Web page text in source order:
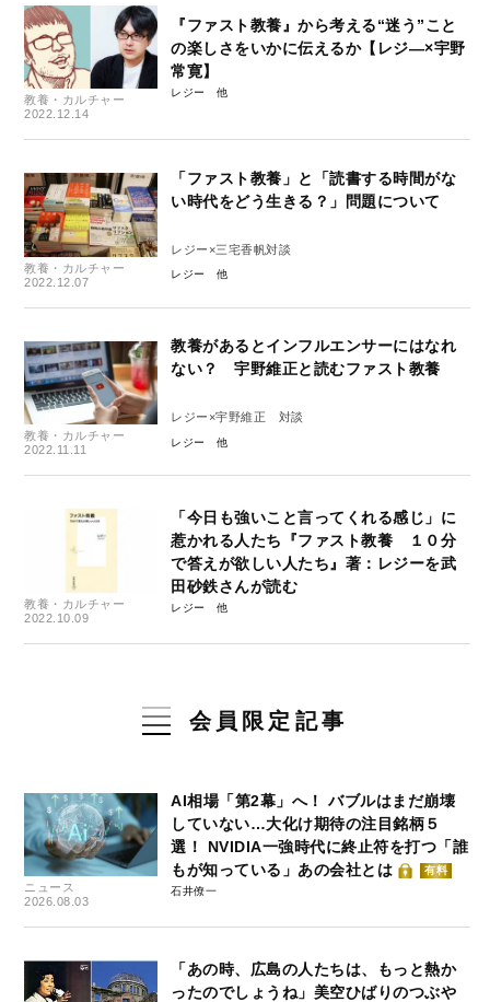
教養・カルチャー
2022.12.14
『ファスト教養』から考える“迷う”こと
の楽しさをいかに伝えるか【レジ―×宇野
常寛】
レジー
教養・カルチャー
2022.12.07
「ファスト教養」と「読書する時間がな
い時代をどう生きる？」問題について
レジー×三宅香帆対談
レジー
教養・カルチャー
2022.11.11
教養があるとインフルエンサーにはなれ
ない？ 宇野維正と読むファスト教養
レジー×宇野維正 対談
レジー
教養・カルチャー
2022.10.09
「今日も強いこと言ってくれる感じ」に
惹かれる人たち『ファスト教養 １０分
で答えが欲しい人たち』著：レジーを武
田砂鉄さんが読む
レジー
会員限定記事
ニュース
2026.08.03
AI相場「第2幕」へ！ バブルはまだ崩壊
していない…大化け期待の注目銘柄５
選！ NVIDIA一強時代に終止符を打つ「誰
もが知っている」あの会社とは
有料
石井僚一
「あの時、広島の人たちは、もっと熱か
ったのでしょうね」美空ひばりのつぶや